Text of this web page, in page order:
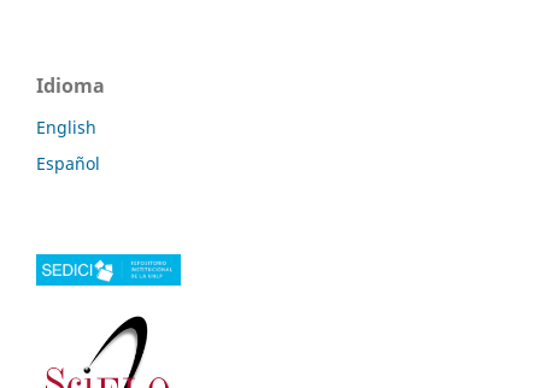
Idioma
English
Español